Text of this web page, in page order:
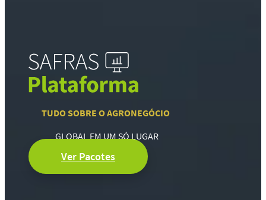
TUDO SOBRE O AGRONEGÓCIO
GLOBAL EM UM SÓ LUGAR
Ver Pacotes